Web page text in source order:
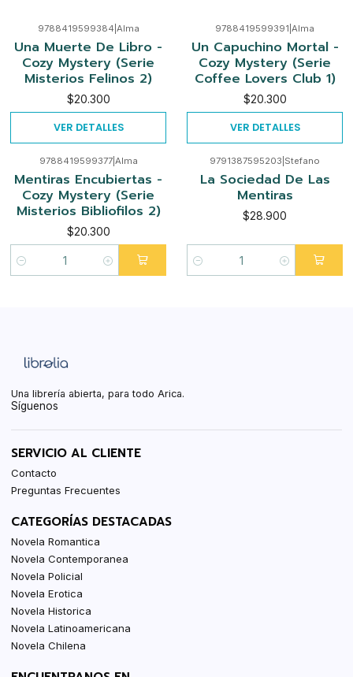
Agotado
9788419599384 Alma
Una Muerte De Libro -
Cozy Mystery (Serie
Misterios Felinos 2)
$20.300
VER DETALLES
Agotado
9788419599391 Alma
Un Capuchino Mortal -
Cozy Mystery (Serie
Coffee Lovers Club 1)
$20.300
VER DETALLES
9788419599377| Alma
Mentiras Encubiertas -
Cozy Mystery (Serie
Misterios Bibliofilos 2)
$20.300
Cantidad
9791387595203 Stefano
La Sociedad De Las
Mentiras
$28.900
Cantidad
Una librería abierta, para todo Arica.
Síguenos
SERVICIO AL CLIENTE
Contacto
Preguntas Frecuentes
CATEGORÍAS DESTACADAS
Novela Romantica
Novela Contemporanea
Novela Policial
Novela Erotica
Novela Historica
Novela Latinoamericana
Novela Chilena